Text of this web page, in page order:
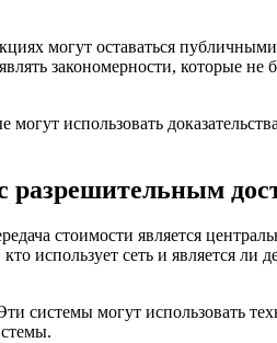
могут оставаться
закономерности, которые
использовать
разрешительным
стоимости является
использует сеть и является ли
системы могут использовать